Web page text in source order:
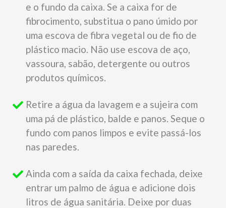
e o fundo da caixa. Se a caixa for de
fibrocimento, substitua o pano úmido por
uma escova de fibra vegetal ou de fio de
plástico macio. Não use escova de aço,
vassoura, sabão, detergente ou outros
produtos químicos.
Retire a água da lavagem e a sujeira com
uma pá de plástico, balde e panos. Seque o
fundo com panos limpos e evite passá-los
nas paredes.
Ainda com a saída da caixa fechada, deixe
entrar um palmo de água e adicione dois
litros de água sanitária. Deixe por duas